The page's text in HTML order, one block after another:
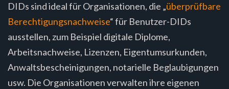
DIDs sind ideal für Organisationen, die „überprüfbare
Berechtigungsnachweise“ für Benutzer-DIDs
ausstellen, zum Beispiel digitale Diplome,
Arbeitsnachweise, Lizenzen, Eigentumsurkunden,
Anwaltsbescheinigungen, notarielle Beglaubigungen
usw. Die Organisationen verwalten ihre eigenen